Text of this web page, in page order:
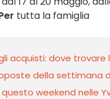
tutta la famiglia
acquisti: dove trovare
della settimana
weekend nelle